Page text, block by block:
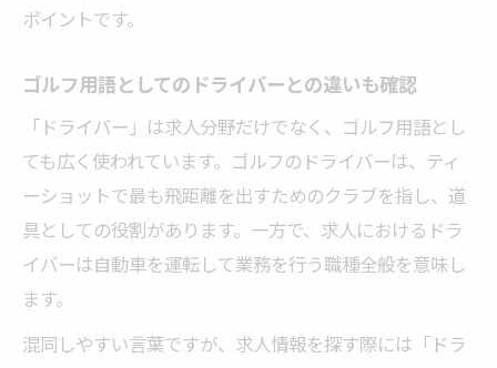
ドライバー求人とゴルフ用語の違いを比較
とめ
ドライバー職の働き方と実際の仕事内容を
紹介
求人で重視したいドライバーの意味を整理
ポイントです。
ゴルフ用語としてのドライバーとの違いも確認
「ドライバー」は求人分野だけでなく、ゴルフ用語とし
ても広く使われています。ゴルフのドライバーは、ティ
ーショットで最も飛距離を出すためのクラブを指し、道
具としての役割があります。一方で、求人におけるドラ
イバーは自動車を運転して業務を行う職種全般を意味し
ます。
混同しやすい言葉ですが、求人情報を探す際には「ドラ